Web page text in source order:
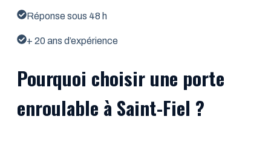
Réponse sous 48 h
+ 20 ans d’expérience
Pourquoi choisir une porte
enroulable à Saint-Fiel ?